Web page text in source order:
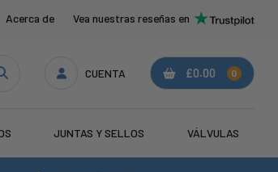
Acerca de Vea nuestras reseñas en
CUENTA £0.00 0
JUNTAS Y SELLOS VÁLVULAS